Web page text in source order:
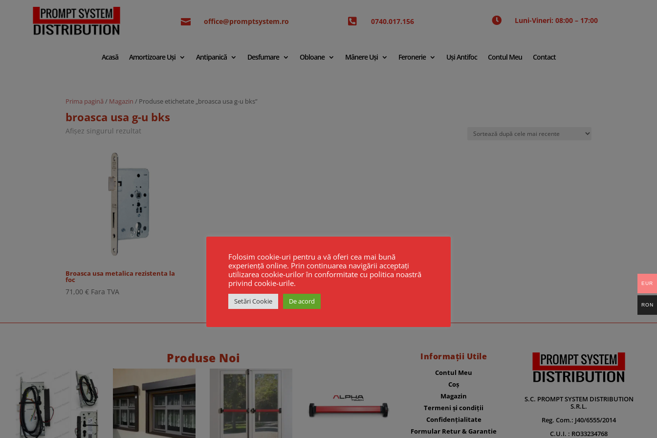
 office@promptsystem.ro  0740.017.156  Luni-Vineri: 08:00 – 17:00
Acasă Amortizoare Uși Antipanică Desfumare Obloane Mânere Uși Feronerie Uși Antifoc Contul Meu Contact
Prima pagină / Magazin / Produse etichetate „broasca usa g-u bks”
broasca usa g-u bks
Afișez singurul rezultat
Broasca usa metalica rezistenta la
foc
71,00€ Fara TVA
Produse Noi Informații Utile
Contul Meu
Coș
Magazin
Termeni și condiții
Confidențialitate
Formular Retur & Garantie
S.C. PROMPT SYSTEM DISTRIBUTION
S.R.L.
Reg. Com.: J40/6555/2014
C.U.I. : RO33234768
Folosim cookie-uri pentru a vă oferi cea mai bună
experiență online. Prin continuarea navigării acceptați
utilizarea cookie-urilor în conformitate cu politica noastră
privind cookie-urile.
Setări Cookie De acord
EUR
RON